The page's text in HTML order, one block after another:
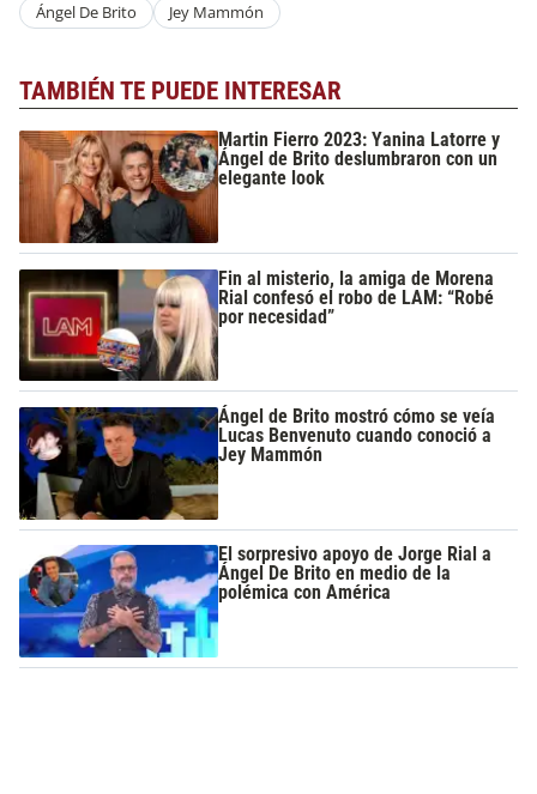
Ángel De Brito Jey Mammón
TAMBIÉN TE PUEDE INTERESAR
Martin Fierro 2023: Yanina Latorre y
Ángel de Brito deslumbraron con un
elegante look
Fin al misterio, la amiga de Morena
Rial confesó el robo de LAM: “Robé
por necesidad”
Ángel de Brito mostró cómo se veía
Lucas Benvenuto cuando conoció a
Jey Mammón
El sorpresivo apoyo de Jorge Rial a
Ángel De Brito en medio de la
polémica con América